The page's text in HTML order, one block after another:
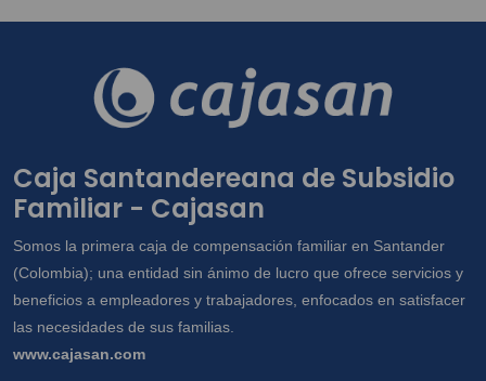
Caja Santandereana de Subsidio
Familiar - Cajasan
Somos la primera caja de compensación familiar en Santander
(Colombia); una entidad sin ánimo de lucro que ofrece servicios y
beneficios a empleadores y trabajadores, enfocados en satisfacer
las necesidades de sus familias.
www.cajasan.com